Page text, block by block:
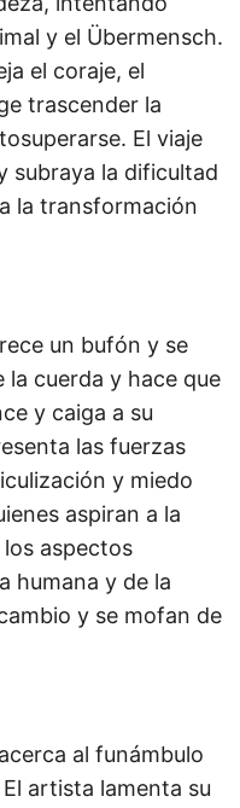
y el Übermensch.
el coraje, el
trascender la
El viaje
subraya la dificultad
la transformación
un bufón y se
la cuerda y hace que
y caiga a su
las fuerzas
y miedo
aspiran a la
aspectos
humana y de la
y se mofan de
al funámbulo
artista lamenta su